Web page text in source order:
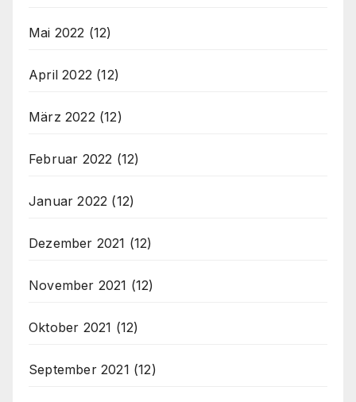
Mai 2022 (12)
April 2022 (12)
März 2022 (12)
Februar 2022 (12)
Januar 2022 (12)
Dezember 2021 (12)
November 2021 (12)
Oktober 2021 (12)
September 2021 (12)